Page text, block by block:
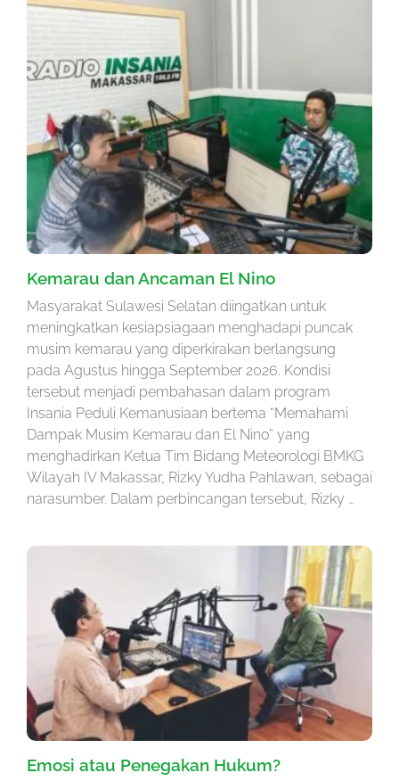
Kemarau dan Ancaman El Nino
Masyarakat Sulawesi Selatan diingatkan untuk
meningkatkan kesiapsiagaan menghadapi puncak
musim kemarau yang diperkirakan berlangsung
pada Agustus hingga September 2026. Kondisi
tersebut menjadi pembahasan dalam program
Insania Peduli Kemanusiaan bertema “Memahami
Dampak Musim Kemarau dan El Nino” yang
menghadirkan Ketua Tim Bidang Meteorologi BMKG
Wilayah IV Makassar, Rizky Yudha Pahlawan, sebagai
narasumber. Dalam perbincangan tersebut, Rizky …
Emosi atau Penegakan Hukum?